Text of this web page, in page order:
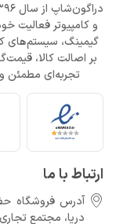
و کامپیوتر فعالیت
گیمینگ، سیستم‌های
بر اصالت کالا،
تجربه‌ای مطمئن و
ارتباط با ما
آدرس فروشگاه
دريا، مجتمع تجارى رويـال،